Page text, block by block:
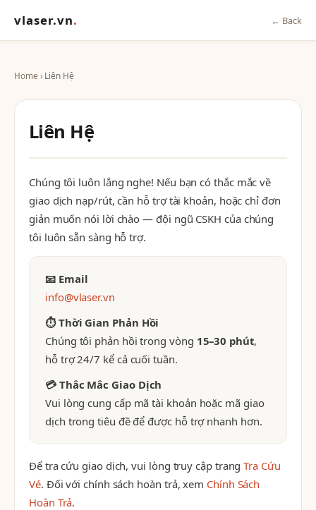
vlaser.vn. ← Back
Home › Liên Hệ
Liên Hệ
Chúng tôi luôn lắng nghe! Nếu bạn có thắc mắc về
giao dịch nạp/rút, cần hỗ trợ tài khoản, hoặc chỉ đơn
giản muốn nói lời chào — đội ngũ CSKH của chúng
tôi luôn sẵn sàng hỗ trợ.
📧 Email
info@vlaser.vn
⏱ Thời Gian Phản Hồi
Chúng tôi phản hồi trong vòng 15–30 phút,
hỗ trợ 24/7 kể cả cuối tuần.
💳 Thắc Mắc Giao Dịch
Vui lòng cung cấp mã tài khoản hoặc mã giao
dịch trong tiêu đề để được hỗ trợ nhanh hơn.
Để tra cứu giao dịch, vui lòng truy cập trangTra Cứu
Vé. Đối với chính sách hoàn trả, xem Chính Sách
Hoàn Trả.